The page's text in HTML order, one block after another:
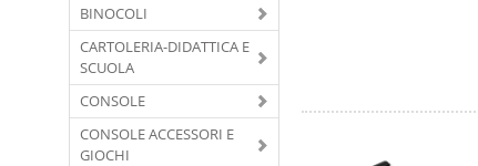
BINOCOLI
CARTOLERIA-DIDATTICA E
SCUOLA
CONSOLE
CONSOLE ACCESSORI E
GIOCHI